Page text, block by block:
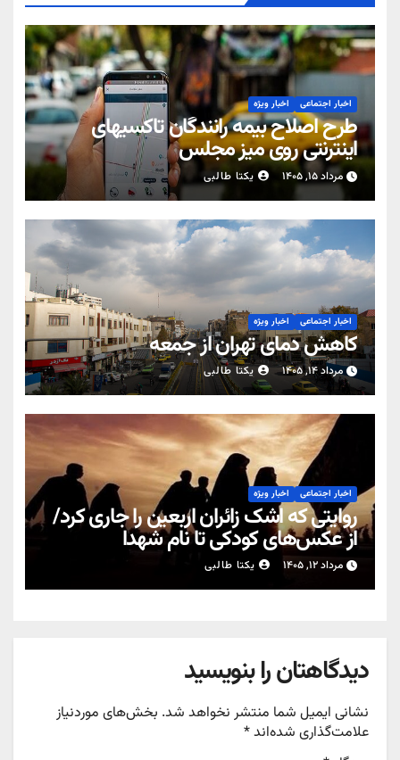
اخبار اجتماعی اخبار ویژه
طرح اصلاح بیمه رانندگان تاکسیهای
اینترنتی روی میز مجلس
مرداد ۱۵, ۱۴۰۵ یکتا طالبی
اخبار اجتماعی اخبار ویژه
کاهش دمای تهران از جمعه
مرداد ۱۴, ۱۴۰۵ یکتا طالبی
اخبار اجتماعی اخبار ویژه
روایتی که اشک زائران اربعین را جاری کرد/
از عکس‌های کودکی تا نام شهدا
مرداد ۱۲, ۱۴۰۵ یکتا طالبی
دیدگاهتان را بنویسید
نشانی ایمیل شما منتشر نخواهد شد. بخش‌های موردنیاز
علامت‌گذاری شده‌اند*